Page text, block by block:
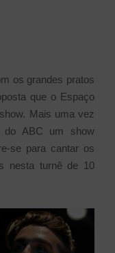
os grandes pratos
que o Espaço
Mais uma vez
ABC um show
se para cantar os
nesta turnê de 10